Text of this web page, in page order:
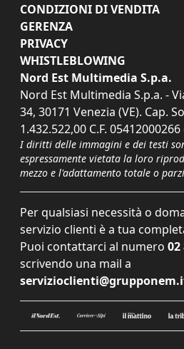
CONDIZIONI DI VENDITA
GERENZA
PRIVACY
WHISTLEBLOWING
Nord Est Multimedia S.p.a.
Nord Est Multimedia S.p.a. -
34, 30171 Venezia (VE). Cap.
1.432.522,00 C.F. 05412000266
I diritti delle immagini e dei testi
espressamente vietata la loro
mezzo e l'adattamento totale o
Per qualsiasi necessità o
servizio clienti è a tua
Puoi contattarci al numero 02
scrivendo una mail a